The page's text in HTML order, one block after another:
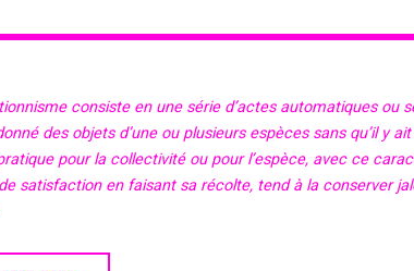
consiste en une série d’actes automatiques
des objets d’une ou plusieurs espèces sans qu’il y
pour la collectivité ou pour l’espèce, avec ce
satisfaction en faisant sa récolte, tend à la conserver